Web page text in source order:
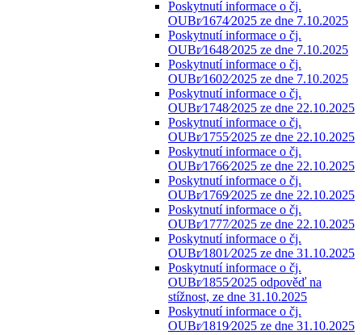
Poskytnutí informace o čj.
OUBr⁄1674⁄2025 ze dne 7.10.2025
Poskytnutí informace o čj.
OUBr⁄1648⁄2025 ze dne 7.10.2025
Poskytnutí informace o čj.
OUBr⁄1602⁄2025 ze dne 7.10.2025
Poskytnutí informace o čj.
OUBr⁄1748⁄2025 ze dne 22.10.2025
Poskytnutí informace o čj.
OUBr⁄1755⁄2025 ze dne 22.10.2025
Poskytnutí informace o čj.
OUBr⁄1766⁄2025 ze dne 22.10.2025
Poskytnutí informace o čj.
OUBr⁄1769⁄2025 ze dne 22.10.2025
Poskytnutí informace o čj.
OUBr⁄1777⁄2025 ze dne 22.10.2025
Poskytnutí informace o čj.
OUBr⁄1801⁄2025 ze dne 31.10.2025
Poskytnutí informace o čj.
OUBr⁄1855⁄2025 odpověď na
stížnost, ze dne 31.10.2025
Poskytnutí informace o čj.
OUBr⁄1819⁄2025 ze dne 31.10.2025